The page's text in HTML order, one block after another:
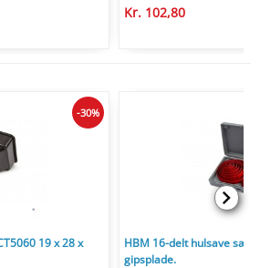
Kr. 102,80
19 x 28 x
-30%
HBM 16-delt hulsave sæt
gipsplade.